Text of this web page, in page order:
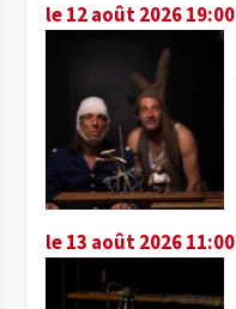
le 12 août 2026 19:00
le 13 août 2026 11:00